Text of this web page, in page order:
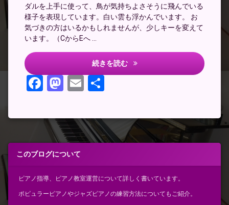
ダルを上手に使って、鳥が気持ちよさそうに飛んでいる
様子を表現しています。白い雲も浮かんでいます。 お
気づきの方はいるかもしれませんが、少しキーを変えて
います。（CからEへ …
続きを読む 即興演奏が好きになった
Facebook
Mastodon
Email
奏
が
好
き
な
っ
た)
このブログについて
ピアノ指導、ピアノ教室運営について詳しく書いています。
ポピュラーピアノやジャズピアノの練習方法についてもご紹介。